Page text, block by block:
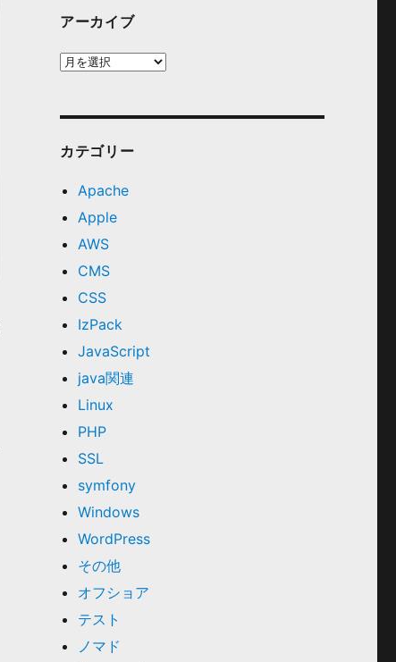
アーカイブ
ア
ブ
カテゴリー
Apache
Apple
AWS
CMS
CSS
IzPack
JavaScript
java関連
Linux
PHP
SSL
symfony
Windows
WordPress
その他
オフショア
テスト
ノマド